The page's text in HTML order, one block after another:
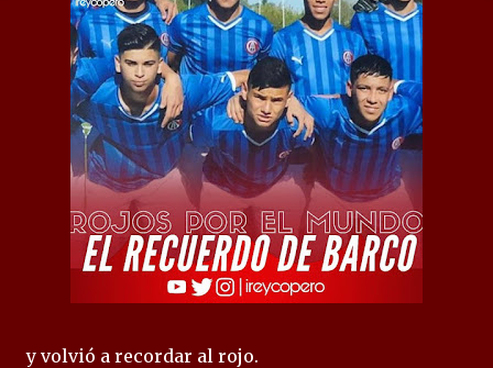
y volvió a recordar al rojo.